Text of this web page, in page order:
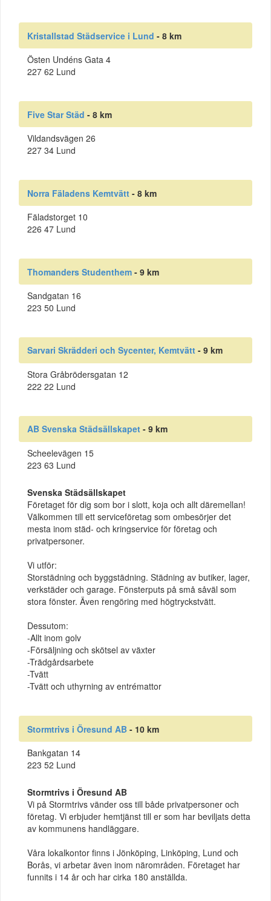
Kristallstad Städservice i Lund - 8 km
Östen Undéns Gata 4
227 62 Lund
Five Star Städ - 8 km
Vildandsvägen 26
227 34 Lund
Norra Fäladens Kemtvätt - 8 km
Fäladstorget 10
226 47 Lund
Thomanders Studenthem - 9 km
Sandgatan 16
223 50 Lund
Sarvari Skrädderi och Sycenter, Kemtvätt - 9 km
Stora Gråbrödersgatan 12
222 22 Lund
AB Svenska Städsällskapet - 9 km
Scheelevägen 15
223 63 Lund
Svenska Städsällskapet
Företaget för dig som bor i slott, koja och allt däremellan!
Välkommen till ett serviceföretag som ombesörjer det
mesta inom städ- och kringservice för företag och
privatpersoner.
Vi utför:
Storstädning och byggstädning. Städning av butiker, lager,
verkstäder och garage. Fönsterputs på små såväl som
stora fönster. Även rengöring med högtryckstvätt.
Dessutom:
-Allt inom golv
-Försäljning och skötsel av växter
-Trädgårdsarbete
-Tvätt
-Tvätt och uthyrning av entrémattor
Stormtrivs i Öresund AB - 10 km
Bankgatan 14
223 52 Lund
Stormtrivs i Öresund AB
Vi på Stormtrivs vänder oss till både privatpersoner och
företag. Vi erbjuder hemtjänst till er som har beviljats detta
av kommunens handläggare.
Våra lokalkontor finns i Jönköping, Linköping, Lund och
Borås, vi arbetar även inom närområden. Företaget har
funnits i 14 år och har cirka 180 anställda.